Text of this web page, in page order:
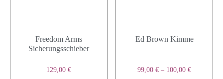
Freedom Arms
Sicherungsschieber
129,00 €
Ed Brown Kimme
99,00€ – 100,00€